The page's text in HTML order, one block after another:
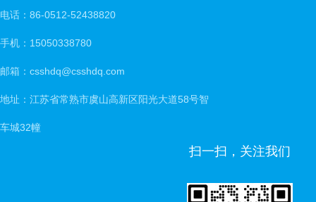
电话：86-0512-52438820
手机：15050338780
邮箱：csshdq@csshdq.com
地址：江苏省常熟市虞山高新区阳光大道58号智
车城32幢
扫一扫，关注我们